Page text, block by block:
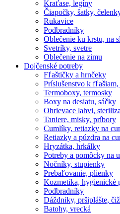
Kraťase, legíny
Čiapočky, šatky,
Rukavice
Podbradníky
Oblečenie ku krstu, na
Svetríky, svetre
Oblečenie na zimu
Dojčenské potreby
Fľaštičky a hrnčeky
Príslušenstvo k
Termoboxy, termosky
Boxy na desiatu, sáčky
Ohrievace lahvi,
Taniere, misky, príbory
Cumlíky, retiazky na
Retiazky a púzdra na
Hryzátka, hrkálky
Potreby a pomôcky na
Nočníky, stupienky
Prebaľovanie, plienky
Kozmetika, hygienické
Podbradníky
Dáždniky, pršiplášte,
Batohy, vrecká